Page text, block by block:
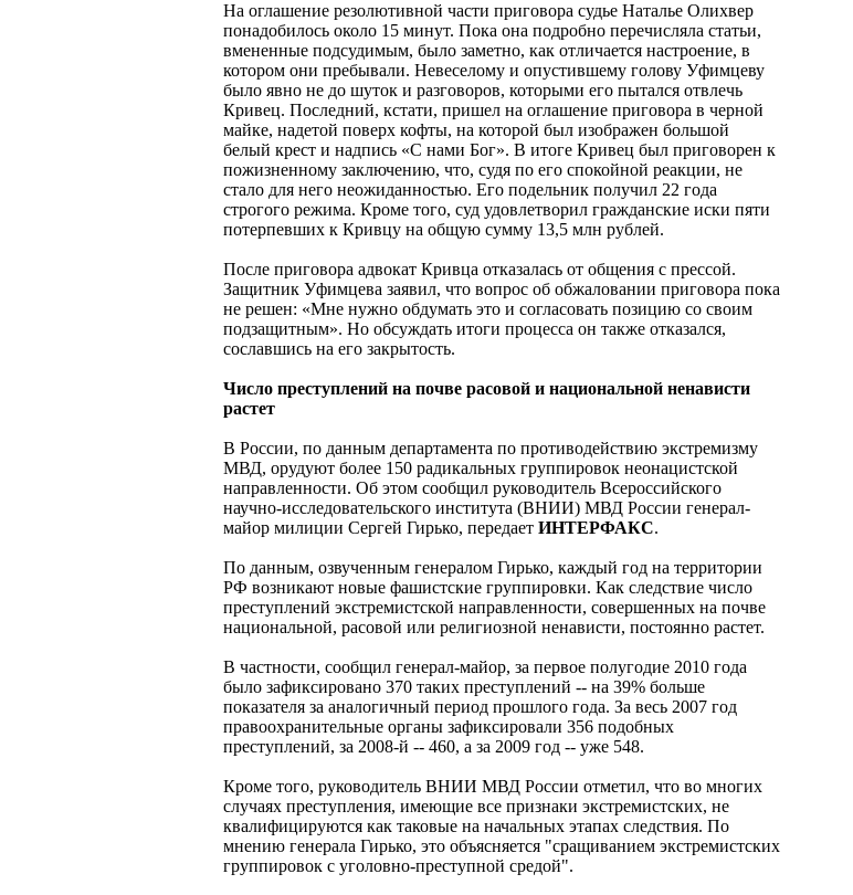
На оглашение резолютивной части приговора судье Наталье Олихвер
понадобилось около 15 минут. Пока она подробно перечисляла статьи,
вмененные подсудимым, было заметно, как отличается настроение, в
котором они пребывали. Невеселому и опустившему голову Уфимцеву
было явно не до шуток и разговоров, которыми его пытался отвлечь
Кривец. Последний, кстати, пришел на оглашение приговора в черной
майке, надетой поверх кофты, на которой был изображен большой
белый крест и надпись «С нами Бог». В итоге Кривец был приговорен к
пожизненному заключению, что, судя по его спокойной реакции, не
стало для него неожиданностью. Его подельник получил 22 года
строгого режима. Кроме того, суд удовлетворил гражданские иски пяти
потерпевших к Кривцу на общую сумму 13,5 млн рублей.
После приговора адвокат Кривца отказалась от общения с прессой.
Защитник Уфимцева заявил, что вопрос об обжаловании приговора пока
не решен: «Мне нужно обдумать это и согласовать позицию со своим
подзащитным». Но обсуждать итоги процесса он также отказался,
сославшись на его закрытость.
Число преступлений на почве расовой и национальной ненависти
растет
В России, по данным департамента по противодействию экстремизму
МВД, орудуют более 150 радикальных группировок неонацистской
направленности. Об этом сообщил руководитель Всероссийского
научно-исследовательского института (ВНИИ) МВД России генерал-
майор милиции Сергей Гирько, передает ИНТЕРФАКС.
По данным, озвученным генералом Гирько, каждый год на территории
РФ возникают новые фашистские группировки. Как следствие число
преступлений экстремистской направленности, совершенных на почве
национальной, расовой или религиозной ненависти, постоянно растет.
В частности, сообщил генерал-майор, за первое полугодие 2010 года
было зафиксировано 370 таких преступлений -- на 39% больше
показателя за аналогичный период прошлого года. За весь 2007 год
правоохранительные органы зафиксировали 356 подобных
преступлений, за 2008-й -- 460, а за 2009 год -- уже 548.
Кроме того, руководитель ВНИИ МВД России отметил, что во многих
случаях преступления, имеющие все признаки экстремистских, не
квалифицируются как таковые на начальных этапах следствия. По
мнению генерала Гирько, это объясняется "сращиванием экстремистских
группировок с уголовно-преступной средой".